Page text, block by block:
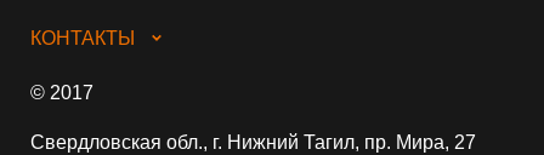
КОНТАКТЫ
© 2017
Свердловская обл., г. Нижний Тагил, пр. Мира, 27